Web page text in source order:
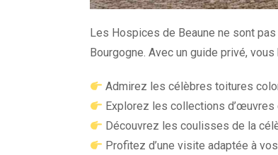
Les Hospices de Beaune ne sont
Bourgogne. Avec un guide privé,
Admirez les célèbres toitures
Explorez les collections d’œuvres
Découvrez les coulisses de la
Profitez d’une visite adaptée à